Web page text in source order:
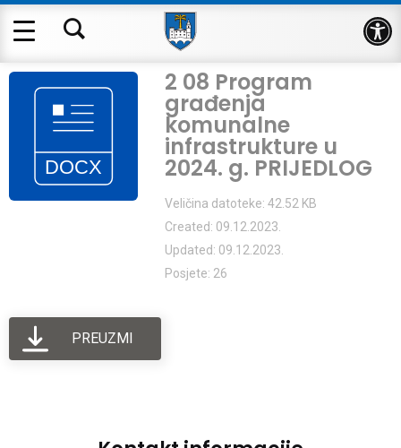
2 08 Program
građenja
komunalne
infrastrukture u
2024. g. PRIJEDLOG
Veličina datoteke: 42.52 KB
Created: 09.12.2023.
Updated: 09.12.2023.
Posjete: 26
PREUZMI